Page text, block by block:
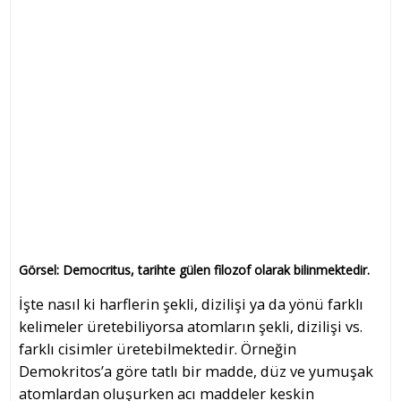
Görsel: Democritus, tarihte gülen filozof olarak bilinmektedir.
İşte nasıl ki harflerin şekli, dizilişi ya da yönü farklı
kelimeler üretebiliyorsa atomların şekli, dizilişi vs.
farklı cisimler üretebilmektedir. Örneğin
Demokritos’a göre tatlı bir madde, düz ve yumuşak
atomlardan oluşurken acı maddeler keskin